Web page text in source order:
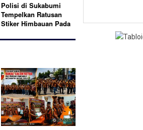
Polisi di Sukabumi
Tempelkan Ratusan
Stiker Himbauan Pada
Umum, pada Ops